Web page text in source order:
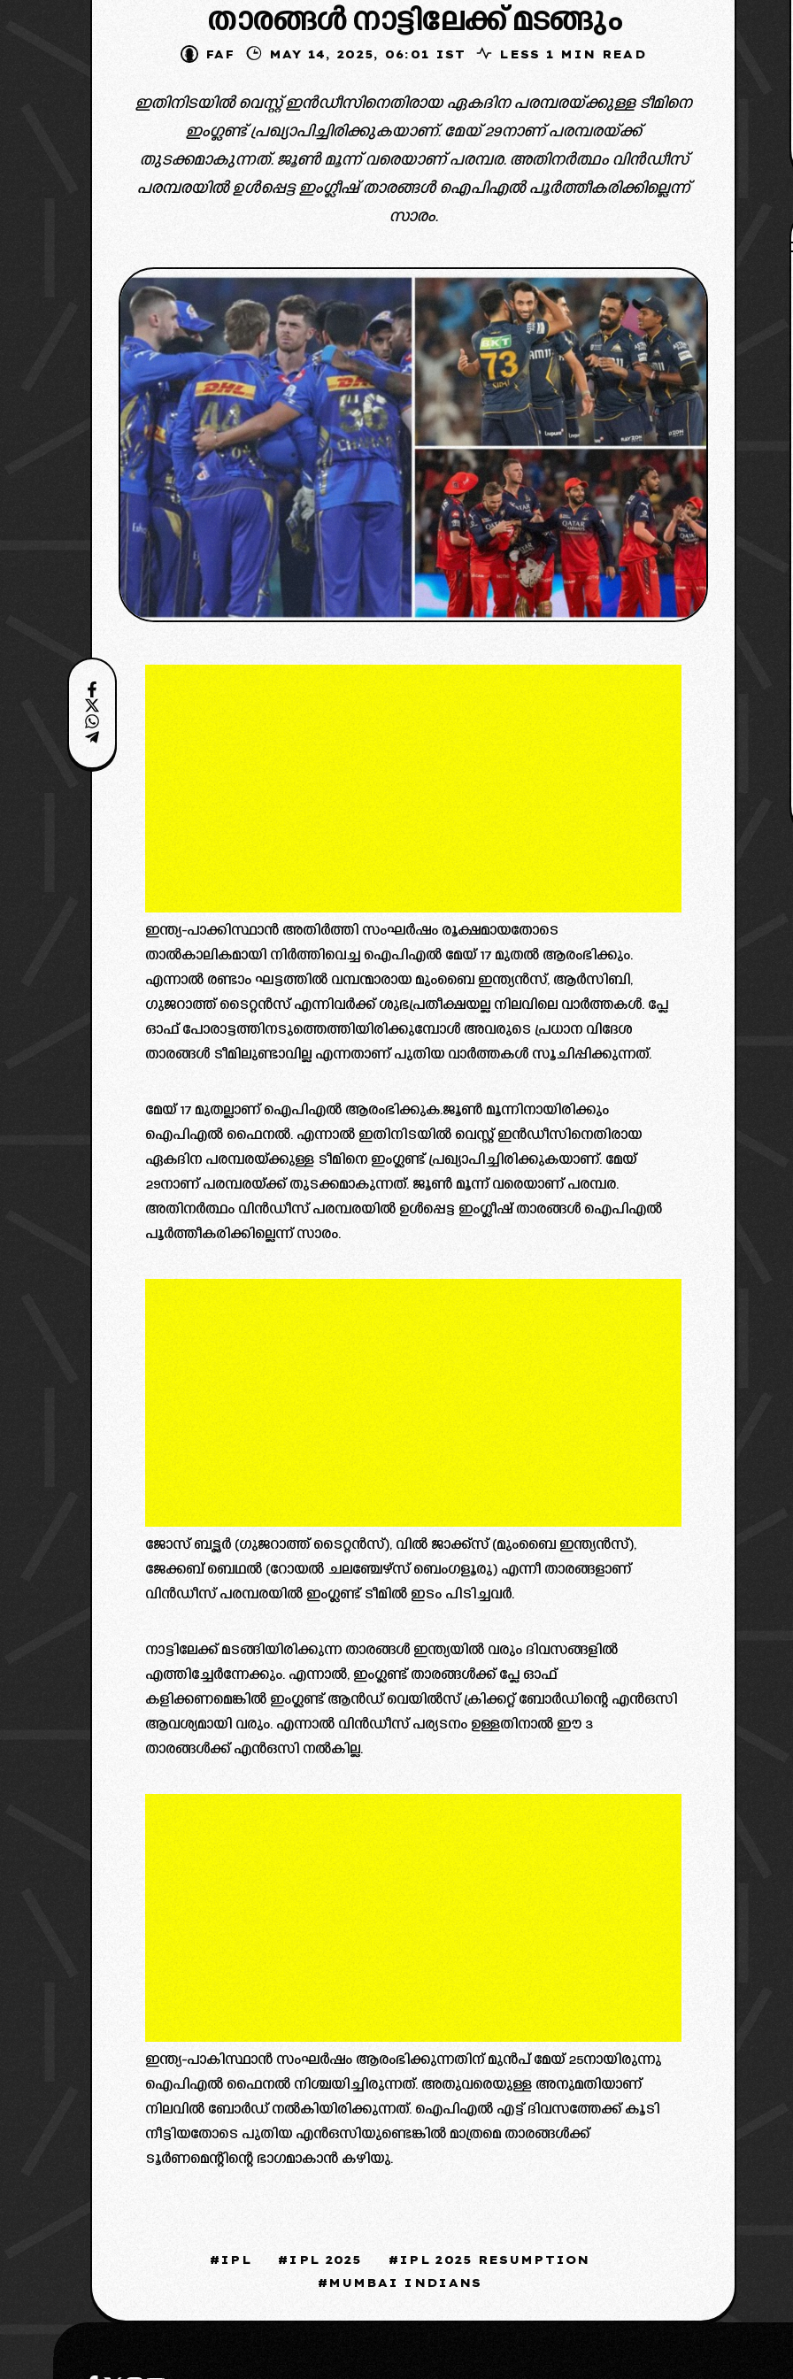
താരങ്ങൾ നാട്ടിലേക്ക് മടങ്ങും
FAF MAY 14, 2025, 06:01 IST LESS 1 MIN READ
ഇതിനിടയിൽ വെസ്റ്റ് ഇൻഡീസിനെതിരായ ഏകദിന പരമ്പരയ്ക്കുള്ള ടീമിനെ
ഇംഗ്ലണ്ട് പ്രഖ്യാപിച്ചിരിക്കുകയാണ്. മേയ് 29നാണ് പരമ്പരയ്ക്ക്
തുടക്കമാകുന്നത്. ജൂണ്‍ മൂന്ന് വരെയാണ് പരമ്പര. അതിനർത്ഥം വിൻഡീസ്
പരമ്പരയിൽ ഉൾപ്പെട്ട ഇംഗ്ലീഷ് താരങ്ങൾ ഐപിഎൽ പൂർത്തീകരിക്കില്ലെന്ന്
സാരം.
image credit: bcci
ഇന്ത്യ-പാക്കിസ്ഥാൻ അതിർത്തി സംഘർഷം രൂക്ഷമായതോടെ
താൽകാലികമായി നിർത്തിവെച്ച ഐപിഎൽ മേയ് 17 മുതല്‍ ആരംഭിക്കും.
എന്നാൽ രണ്ടാം ഘട്ടത്തിൽ വമ്പന്മാരായ മുംബൈ ഇന്ത്യൻസ്, ആർസിബി,
ഗുജറാത്ത് ടൈറ്റൻസ് എന്നിവർക്ക് ശുഭപ്രതീക്ഷയല്ല നിലവിലെ വാർത്തകൾ. പ്ലേ
ഓഫ് പോരാട്ടത്തിനടുത്തെത്തിയിരിക്കുമ്പോൾ അവരുടെ പ്രധാന വിദേശ
താരങ്ങൾ ടീമിലുണ്ടാവില്ല എന്നതാണ് പുതിയ വാർത്തകൾ സൂചിപ്പിക്കുന്നത്.
മേയ് 17 മുതല്ലാണ് ഐപിഎൽ ആരംഭിക്കുക.ജൂണ്‍ മൂന്നിനായിരിക്കും
ഐപിഎല്‍ ഫൈനല്‍. എന്നാൽ ഇതിനിടയിൽ വെസ്റ്റ് ഇൻഡീസിനെതിരായ
ഏകദിന പരമ്പരയ്ക്കുള്ള ടീമിനെ ഇംഗ്ലണ്ട് പ്രഖ്യാപിച്ചിരിക്കുകയാണ്. മേയ്
29നാണ് പരമ്പരയ്ക്ക് തുടക്കമാകുന്നത്. ജൂണ്‍ മൂന്ന് വരെയാണ് പരമ്പര.
അതിനർത്ഥം വിൻഡീസ് പരമ്പരയിൽ ഉൾപ്പെട്ട ഇംഗ്ലീഷ് താരങ്ങൾ ഐപിഎൽ
പൂർത്തീകരിക്കില്ലെന്ന് സാരം.
ജോസ് ബട്ട്ല‍ര്‍ (ഗുജറാത്ത് ടൈറ്റൻസ്), വില്‍ ജാക്ക്‌സ് (മുംബൈ ഇന്ത്യൻസ്),
ജേക്കബ് ബെഥല്‍ (റോയല്‍ ചലഞ്ചേഴ്‌സ് ബെംഗളൂരു) എന്നീ താരങ്ങളാണ്
വിൻഡീസ് പരമ്പരയിൽ ഇംഗ്ലണ്ട് ടീമിൽ ഇടം പിടിച്ചവർ.
നാട്ടിലേക്ക് മടങ്ങിയിരിക്കുന്ന താരങ്ങള്‍ ഇന്ത്യയില്‍ വരും ദിവസങ്ങളില്‍
എത്തിച്ചേര്‍ന്നേക്കും. എന്നാല്‍, ഇംഗ്ലണ്ട് താരങ്ങള്‍ക്ക് പ്ലേ ഓഫ്
കളിക്കണമെങ്കില്‍ ഇംഗ്ലണ്ട് ആൻഡ് വെയില്‍സ് ക്രിക്കറ്റ് ബോ‍‍ര്‍ഡിന്റെ എൻഒസി
ആവശ്യമായി വരും. എന്നാൽ വിൻഡീസ് പര്യടനം ഉള്ളതിനാൽ ഈ 3
താരങ്ങൾക്ക് എൻഒസി നൽകില്ല.
ഇന്ത്യ-പാകിസ്ഥാൻ സംഘര്‍ഷം ആരംഭിക്കുന്നതിന് മുൻപ് മേയ് 25നായിരുന്നു
ഐപിഎല്‍ ഫൈനല്‍ നിശ്ചയിച്ചിരുന്നത്. അതുവരെയുള്ള അനുമതിയാണ്
നിലവില്‍ ബോ‍ര്‍ഡ് നല്‍കിയിരിക്കുന്നത്. ഐപിഎല്‍ എട്ട് ദിവസത്തേക്ക് കൂടി
നീട്ടിയതോടെ പുതിയ എൻഒസിയുണ്ടെങ്കില്‍ മാത്രമെ താരങ്ങള്‍ക്ക്
ടൂ‍ര്‍ണമെന്റിന്റെ ഭാഗമാകാൻ കഴിയു.
IPL IPL 2025
IPL 2025 RESUMPTION
MUMBAI INDIANS